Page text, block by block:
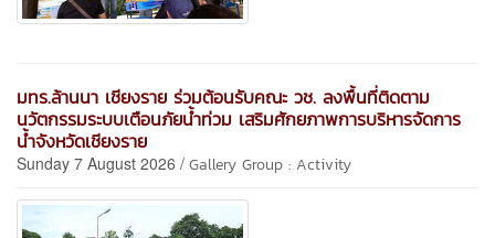
มทร.ล้านนา เชียงราย ร่วมต้อนรับคณะ วช. ลงพื้นที่ติดตาม
นวัตกรรมระบบเตือนภัยน้ำท่วม เสริมศักยภาพการบริหารจัดการ
น้ำจังหวัดเชียงราย
Sunday 7 August 2026 / Gallery Group : Activity